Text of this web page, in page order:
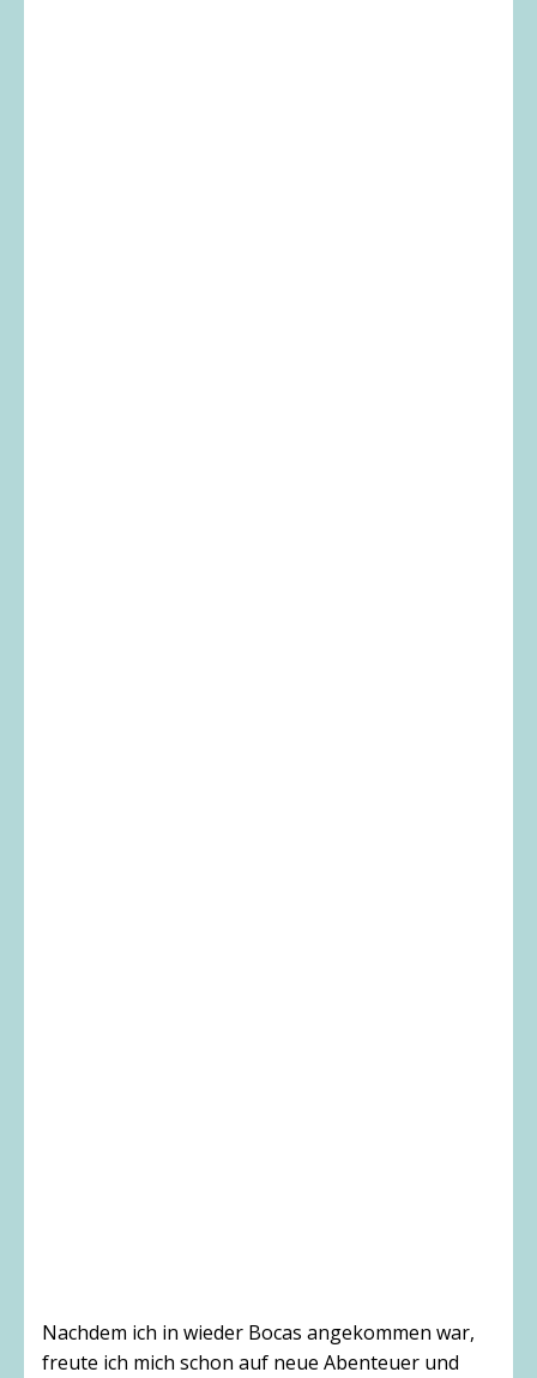
Nachdem ich in wieder Bocas angekommen war,
freute ich mich schon auf neue Abenteuer und